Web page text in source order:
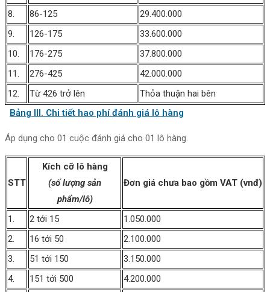
8.
86-125
29.400.000
9.
126-175
33.600.000
10.
176-275
37.800.000
11.
276-425
42.000.000
12.
Từ 426 trở lên
Thỏa thuận hai bên
Bảng III. Chi tiết hao phí đánh giá lô hàng
Áp dụng cho 01 cuộc đánh giá cho 01 lô hàng.
STT
Kích cỡ lô hàng
(số lượng sản
phẩm/lô)
Đơn giá chưa bao gồm VAT (vnđ)
1. 2 tới 15
1.050.000
2.
16 tới 50
2.100.000
3.
51 tới 150
3.150.000
4.
151 tới 500
4.200.000